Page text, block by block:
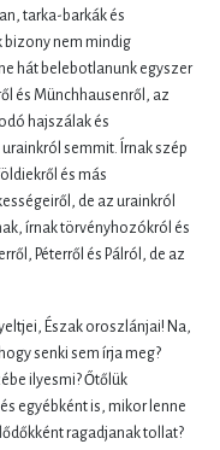
tarka-barkák és
bizony nem mindig
hát belebotlanunk egyszer
és Münchhausenről, az
hajszálak és
semmit. Írnak szép
és más
de az urainkról
írnak törvényhozókról és
Péterről és Pálról, de az
Észak oroszlánjai! Na,
senki sem írja meg?
ilyesmi? Őtőlük
egyébként is, mikor lenne
ragadjanak tollat?